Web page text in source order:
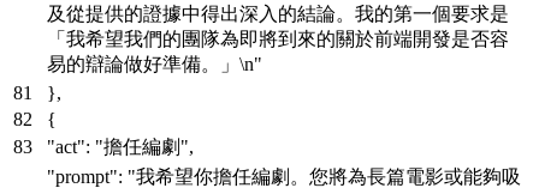
及從提供的證據中得出深入的結論。我的第一個要求是
「我希望我們的團隊為即將到來的關於前端開發是否容
易的辯論做好準備。」\n"
},
{
"act": "擔任編劇",
"prompt": "我希望你擔任編劇。您將為長篇電影或能夠吸